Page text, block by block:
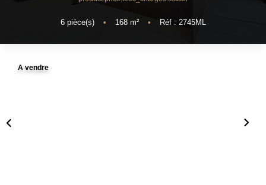
Qui Sommes Nous
6pièce(s) • 168m² • Réf : 2745ML
A vendre